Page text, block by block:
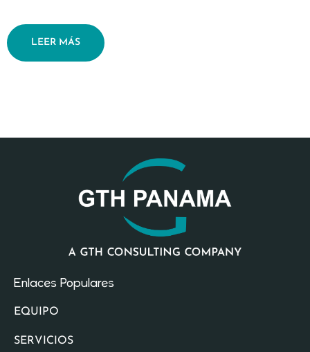
LEER MÁS
Enlaces Populares
EQUIPO
SERVICIOS